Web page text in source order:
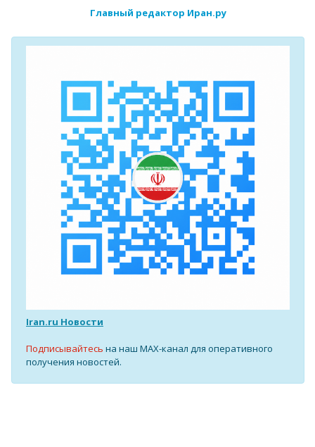
Главный редактор Иран.ру
Iran.ru Новости
Подписывайтесь на наш MAX-канал для оперативного
получения новостей.